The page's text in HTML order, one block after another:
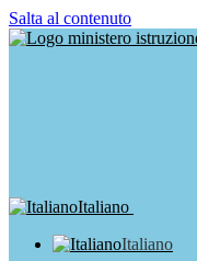
Salta al contenuto
Italiano
Italiano